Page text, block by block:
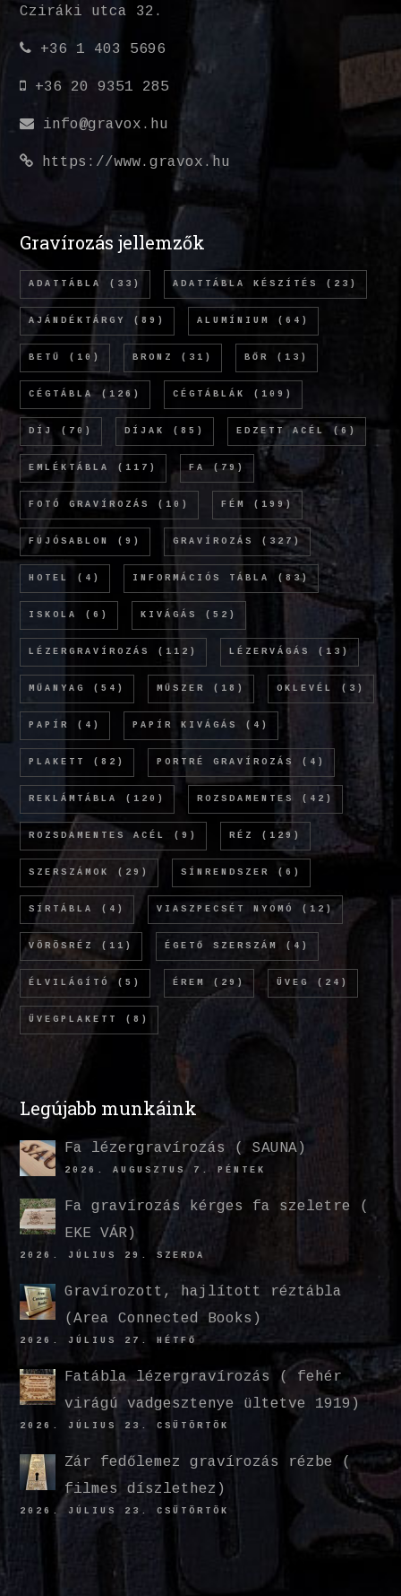
Cziráki utca 32.
+36 1 403 5696
+36 20 9351 285
info@gravox.hu
https://www.gravox.hu
Gravírozás jellemzők
ADATTÁBLA (33) ADATTÁBLA KÉSZÍTÉS (23)
AJÁNDÉKTÁRGY (89) ALUMÍNIUM (64)
BETŰ (10) BRONZ (31) BŐR (13)
CÉGTÁBLA (126) CÉGTÁBLÁK (109)
DÍJ (70) DÍJAK (85) EDZETT ACÉL (6)
EMLÉKTÁBLA (117) FA (79)
FOTÓ GRAVÍROZÁS (10) FÉM (199)
FÚJÓSABLON (9) GRAVÍROZÁS (327)
HOTEL (4) INFORMÁCIÓS TÁBLA (83)
ISKOLA (6) KIVÁGÁS (52)
LÉZERGRAVÍROZÁS (112) LÉZERVÁGÁS (13)
MŰANYAG (54) MŰSZER (18) OKLEVÉL (3)
PAPÍR (4) PAPÍR KIVÁGÁS (4)
PLAKETT (82) PORTRÉ GRAVÍROZÁS (4)
REKLÁMTÁBLA (120) ROZSDAMENTES (42)
ROZSDAMENTES ACÉL (9) RÉZ (129)
SZERSZÁMOK (29) SÍNRENDSZER (6)
SÍRTÁBLA (4) VIASZPECSÉT NYOMÓ (12)
VÖRÖSRÉZ (11) ÉGETŐ SZERSZÁM (4)
ÉLVILÁGÍTÓ (5) ÉREM (29) ÜVEG (24)
ÜVEGPLAKETT (8)
Legújabb munkáink
Fa lézergravírozás ( SAUNA)
2026. AUGUSZTUS 7. PÉNTEK
Fa gravírozás kérges fa szeletre (
EKE VÁR)
2026. JÚLIUS 29. SZERDA
Gravírozott, hajlított réztábla
(Area Connected Books)
2026. JÚLIUS 27. HÉTFŐ
Fatábla lézergravírozás ( fehér
virágú vadgesztenye ültetve 1919)
2026. JÚLIUS 23. CSÜTÖRTÖK
Zár fedőlemez gravírozás rézbe (
filmes díszlethez)
2026. JÚLIUS 23. CSÜTÖRTÖK